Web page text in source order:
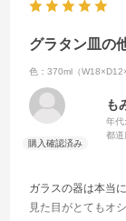
グラタン皿の
色：370ml（
も
年代
都
ガラスの器は本当
見た目がとてもオ